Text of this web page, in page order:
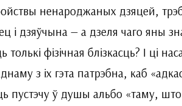
ненароджаных дзяцей,
і дзяўчына — а дзеля чаго яны
толькі фізічная блізкасць? І ці
з іх гэта патрэбна, каб
пустэчу ў душы альбо «таму,